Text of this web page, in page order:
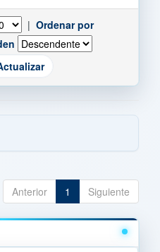
| Ordenar por
Anterior 1 Siguiente